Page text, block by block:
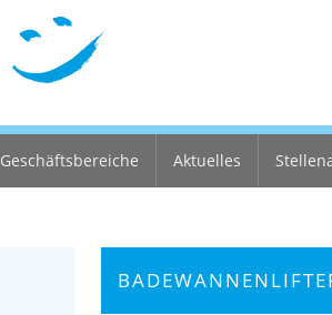
Geschäftsbereiche Aktuelles